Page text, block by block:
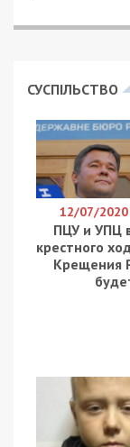
СУСПІЛЬСТВО
12/07/2020
ПЦУ и УПЦ
крестного
Крещения